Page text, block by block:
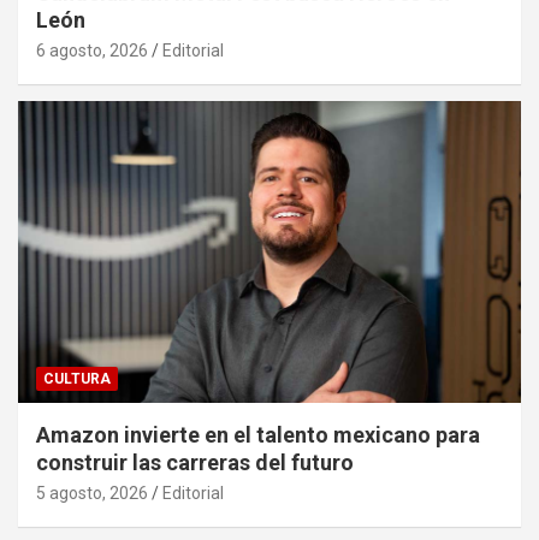
León
6 agosto, 2026 Editorial
CULTURA
Amazon invierte en el talento mexicano para
construir las carreras del futuro
5 agosto, 2026 Editorial